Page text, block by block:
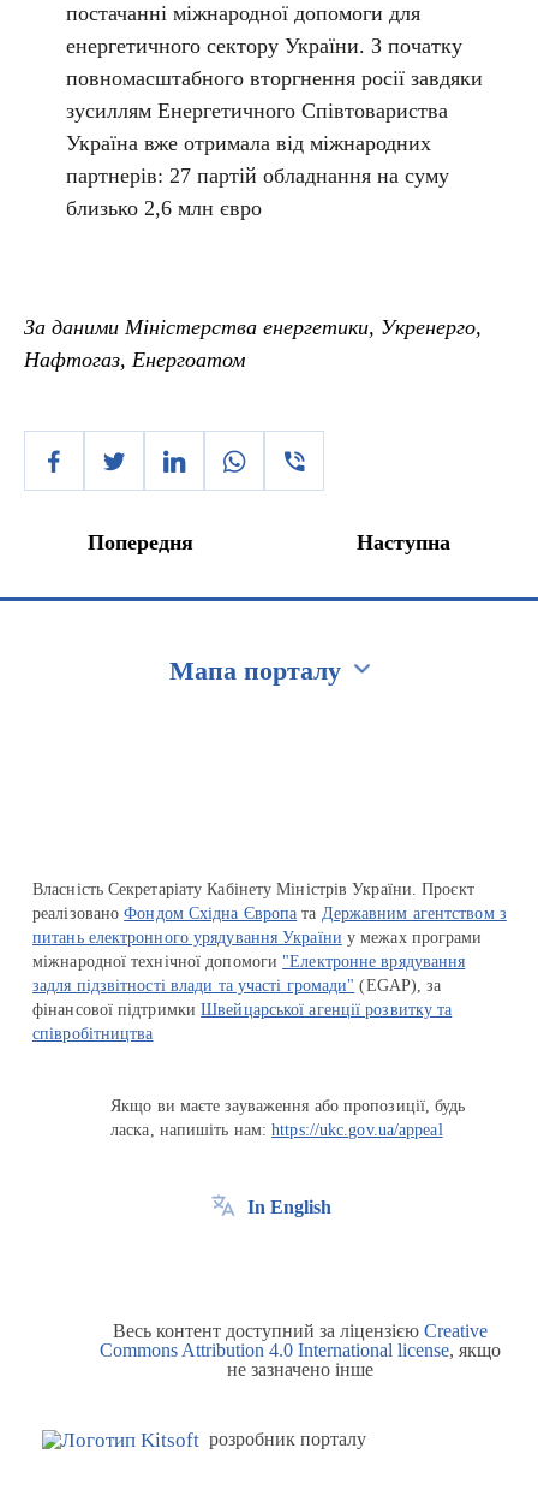
постачанні міжнародної допомоги для
енергетичного сектору України. З початку
повномасштабного вторгнення росії завдяки
зусиллям Енергетичного Співтовариства
Україна вже отримала від міжнародних
партнерів: 27 партій обладнання на суму
близько 2,6 млн євро
За даними Міністерства енергетики, Укренерго,
Нафтогаз, Енергоатом
Попередня Наступна
Мапа порталу
Власність Секретаріату Кабінету Міністрів України. Проєкт
реалізованоФондом Східна Європа та Державним агентством з
питань електронного урядування України у межах програми
міжнародної технічної допомоги "Електронне врядування
задля підзвітності влади та участі громади" (EGAP), за
фінансової підтримкиШвейцарської агенції розвитку та
співробітництва
Якщо ви маєте зауваження або пропозиції, будь
ласка, напишіть нам:https://ukc.gov.ua/appeal
In English
Весь контент доступний за ліцензією Creative
Commons Attribution 4.0 International license, якщо
не зазначено інше
розробник порталу